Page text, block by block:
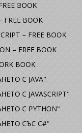
BOOK
FREE BOOK
– FREE BOOK
– FREE BOOK
BOOK
С JAVA"
С JAVASCRIPT"
С PYTHON"
СЪС C#"